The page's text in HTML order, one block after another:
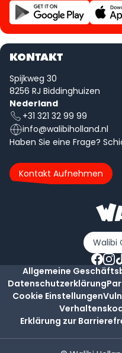
KONTAKT
Spijkweg 30
8256 RJ Biddinghuizen
Nederland
+31 321 32 99 99
info@walibiholland.nl
Haben Sie eine Frage?
Kontakt Aufnehmen
Walibi
Allgemeine
Datenschutzerklärung
Cookie Einstellungen
Erklärung zur